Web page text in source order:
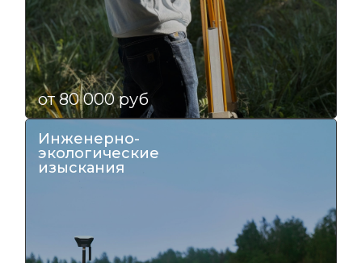
от 80 000 руб
Инженерно-
экологические
изыскания